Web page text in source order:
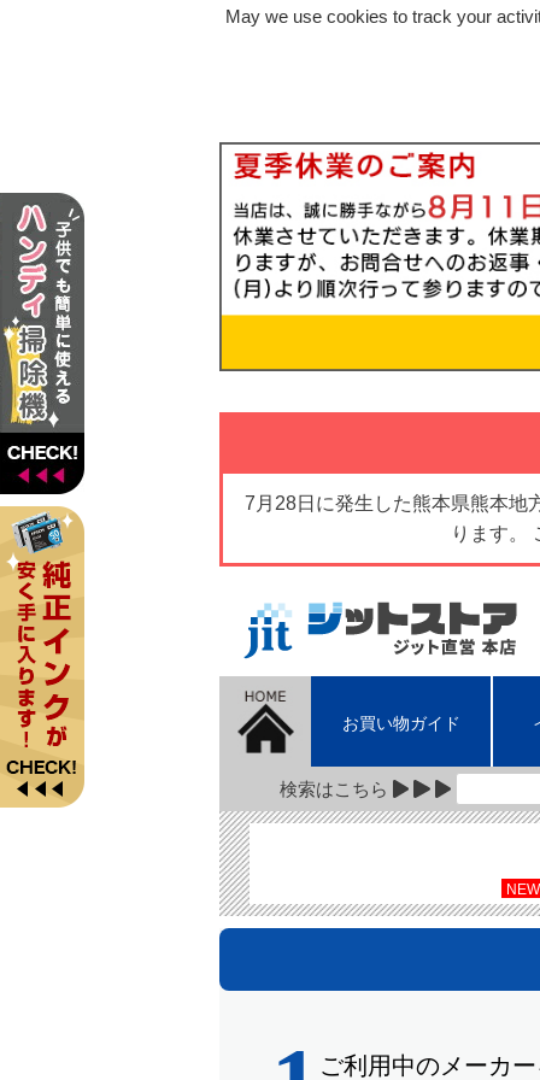
7月28日に発生した熊本県熊本地
ります。
お買い物ガイド
検索はこちら
May we use cookies to track your